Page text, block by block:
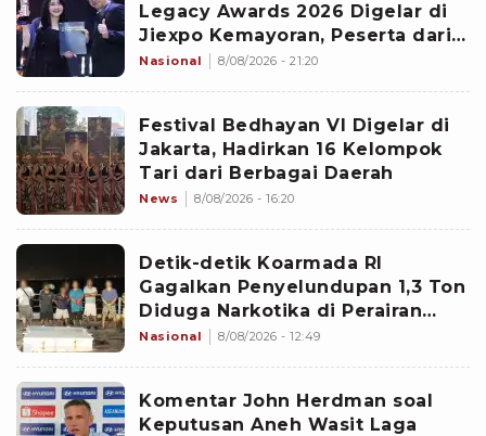
Legacy Awards 2026 Digelar di
Jiexpo Kemayoran, Peserta dari
4 Negara Adu Karya PMU
Nasional 8/08/2026 - 21:20
Festival Bedhayan VI Digelar di
Jakarta, Hadirkan 16 Kelompok
Tari dari Berbagai Daerah
News 8/08/2026 - 16:20
Detik-detik Koarmada RI
Gagalkan Penyelundupan 1,3 Ton
Diduga Narkotika di Perairan
Bintan
Nasional 8/08/2026 - 12:49
Komentar John Herdman soal
Keputusan Aneh Wasit Laga